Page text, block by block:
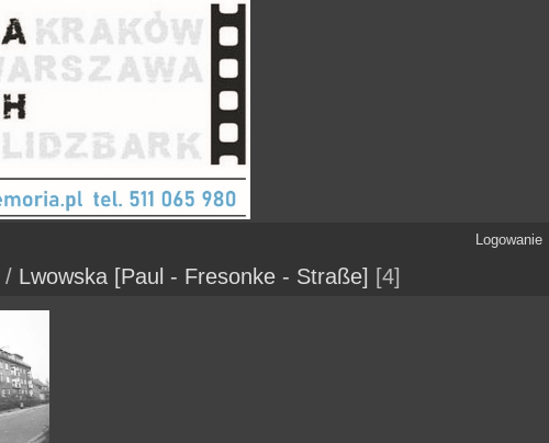
Logowanie
/ Lwowska [Paul - Fresonke - Straße] 4